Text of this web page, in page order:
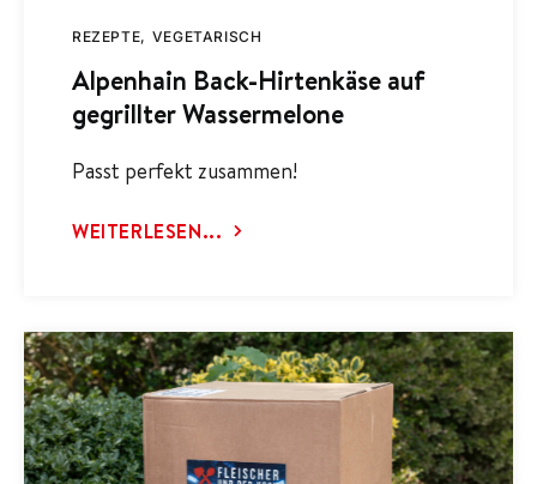
REZEPTE VEGETARISCH
Alpenhain Back-Hirtenkäse auf
gegrillter Wassermelone
Passt perfekt zusammen!
WEITERLESEN...